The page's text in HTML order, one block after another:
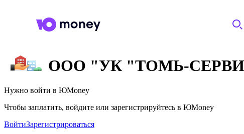
ООО "УК "ТОМЬ-
Нужно войти в ЮMoney
Чтобы заплатить, войдите или зарегистрируйтесь в ЮMoney
ВойтиЗарегистрироваться